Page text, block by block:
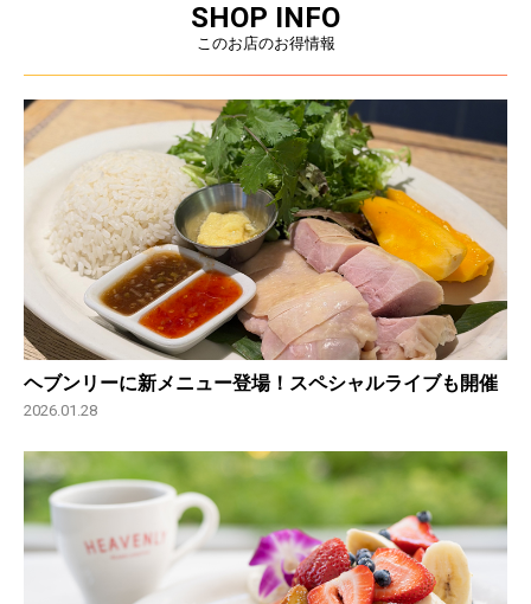
SHOP INFO
このお店のお得情報
ヘブンリーに新メニュー登場！スペシャルライブも開催
2026.01.28